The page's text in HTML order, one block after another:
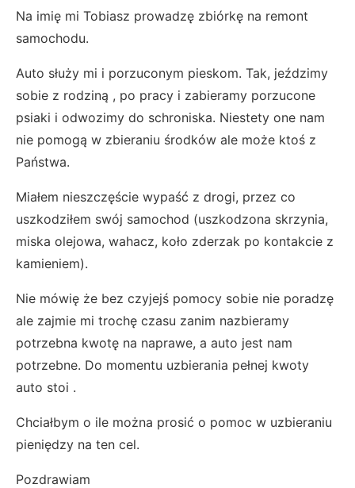
Na imię mi Tobiasz prowadzę zbiórkę na remont
samochodu.
Auto służy mi i porzuconym pieskom. Tak, jeździmy
sobie z rodziną , po pracy i zabieramy porzucone
psiaki i odwozimy do schroniska. Niestety one nam
nie pomogą w zbieraniu środków ale może ktoś z
Państwa.
Miałem nieszczęście wypaść z drogi, przez co
uszkodziłem swój samochod (uszkodzona skrzynia,
miska olejowa, wahacz, koło zderzak po kontakcie z
kamieniem).
Nie mówię że bez czyjejś pomocy sobie nie poradzę
ale zajmie mi trochę czasu zanim nazbieramy
potrzebna kwotę na naprawe, a auto jest nam
potrzebne. Do momentu uzbierania pełnej kwoty
auto stoi .
Chciałbym o ile można prosić o pomoc w uzbieraniu
pieniędzy na ten cel.
Pozdrawiam